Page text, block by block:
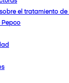
el tratamiento
Pepco